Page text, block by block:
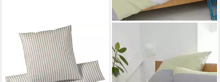
ELEGANTE
Bettwäsche Naturally, Mako-
Jersey, 2 teilig, angenehmes
Hautgefühl
136,43 € UVP149,00 €